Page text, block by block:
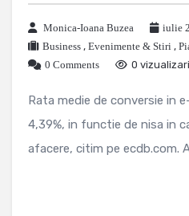
Monica-Ioana Buzea
iulie
Business , Evenimente & Stiri ,
0 Comments
0 vizualizari
Rata medie de conversie in
4,39%, in functie de nisa in
afacere, citim pe ecdb.com.